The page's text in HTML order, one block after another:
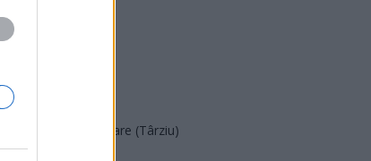
(Peia)
Acțiunea Conservatoare (Târziu)